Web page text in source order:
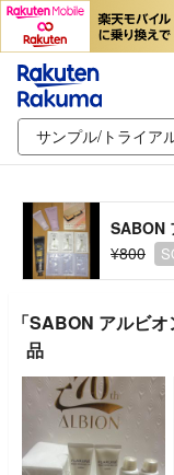
SABON
¥800
「SABON アルビ
品